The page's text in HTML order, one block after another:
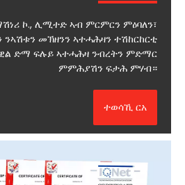
ኮ., ሊሚተድ ኣብ ምርምርን ምዕባለን፣
መኽዘንን ኣተሓሕዛን ተሽከርከርቲ
ድማ ፍሉይ ኣተሓሕዛ ንብረትን ምድማር
ምምሕያሽን ፍታሕ ምሃብ።
ተወሳኺ ርአ